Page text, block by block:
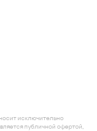
исключительно
публичной офертой,